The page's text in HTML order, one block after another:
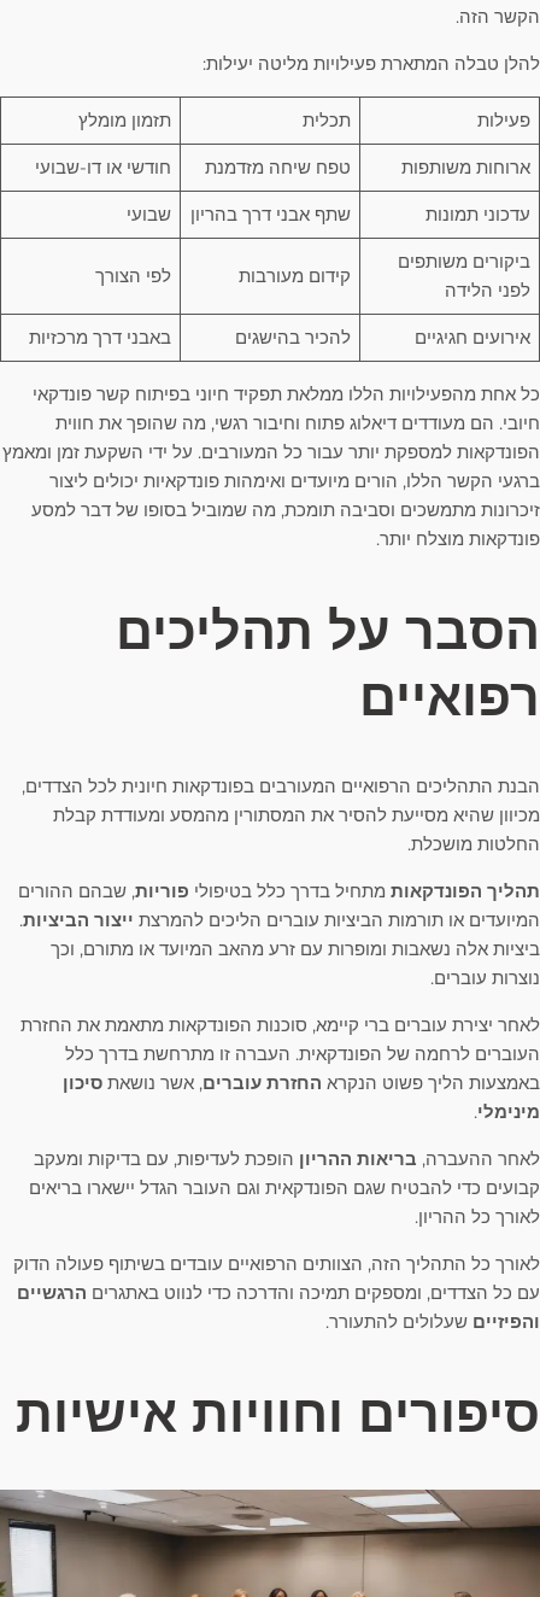
הקשר הזה.
להלן טבלה המתארת פעילויות מליטה יעילות:
פעילות תכלית תזמון מומלץ
ארוחות משותפות טפח שיחה מזדמנת חודשי או דו-שבועי
עדכוני תמונות שתף אבני דרך בהריון שבועי
ביקורים משותפים
לפני הלידה
קידום מעורבות לפי הצורך
אירועים חגיגיים להכיר בהישגים באבני דרך מרכזיות
כל אחת מהפעילויות הללו ממלאת תפקיד חיוני בפיתוח קשר פונדקאי
חיובי. הם מעודדים דיאלוג פתוח וחיבור רגשי, מה שהופך את חווית
הפונדקאות למספקת יותר עבור כל המעורבים. על ידי השקעת זמן ומאמץ
ברגעי הקשר הללו, הורים מיועדים ואימהות פונדקאיות יכולים ליצור
זיכרונות מתמשכים וסביבה תומכת, מה שמוביל בסופו של דבר למסע
פונדקאות מוצלח יותר.
הסבר על תהליכים
רפואיים
הבנת התהליכים הרפואיים המעורבים בפונדקאות חיונית לכל הצדדים,
מכיוון שהיא מסייעת להסיר את המסתורין מהמסע ומעודדת קבלת
החלטות מושכלת.
תהליך הפונדקאות מתחיל בדרך כלל בטיפולי פוריות, שבהם ההורים
המיועדים או תורמות הביציות עוברים הליכים להמרצת ייצור הביציות.
ביציות אלה נשאבות ומופרות עם זרע מהאב המיועד או מתורם, וכך
נוצרות עוברים.
לאחר יצירת עוברים ברי קיימא, סוכנות הפונדקאות מתאמת את החזרת
העוברים לרחמה של הפונדקאית. העברה זו מתרחשת בדרך כלל
באמצעות הליך פשוט הנקרא החזרת עוברים, אשר נושאת סיכון
מינימלי.
לאחר ההעברה, בריאות ההריון הופכת לעדיפות, עם בדיקות ומעקב
קבועים כדי להבטיח שגם הפונדקאית וגם העובר הגדל יישארו בריאים
לאורך כל ההריון.
לאורך כל התהליך הזה, הצוותים הרפואיים עובדים בשיתוף פעולה הדוק
עם כל הצדדים, ומספקים תמיכה והדרכה כדי לנווט באתגרים הרגשיים
והפיזיים שעלולים להתעורר.
סיפורים וחוויות אישיות